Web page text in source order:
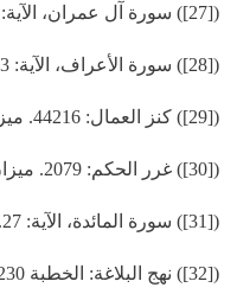
([27]) سورة آل عمران، الآية: 123.
([28]) سورة الأعراف، الآية: 63.
([29]) كنز العمال: 44216. ميزان الحكمة: ج11، ص4809، ح22340.
([30]) غرر الحكم: 2079. ميزان الحكمة: ج11، ص4819، ح22414.
([31]) سورة المائدة، الآية: 27.